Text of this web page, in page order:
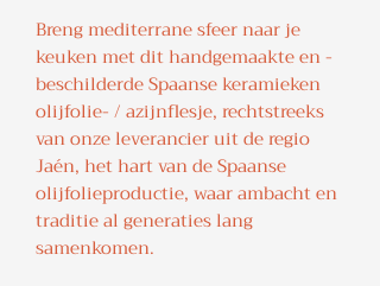
Breng mediterrane sfeer naar je
keuken met dit handgemaakte en -
beschilderde Spaanse keramieken
olijfolie- / azijnflesje, rechtstreeks
van onze leverancier uit de regio
Jaén, het hart van de Spaanse
olijfolieproductie, waar ambacht en
traditie al generaties lang
samenkomen.